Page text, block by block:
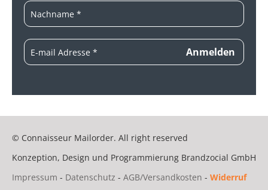
© Connaisseur Mailorder. All right reserved
Konzeption, Design und Programmierung Brandzocial GmbH
Impressum - Datenschutz - AGB/Versandkosten - Widerruf